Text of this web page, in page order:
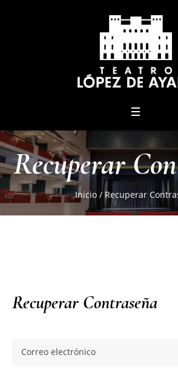
Recuperar
Inicio / Recuperar
Recuperar Contraseña
Correo electrónico